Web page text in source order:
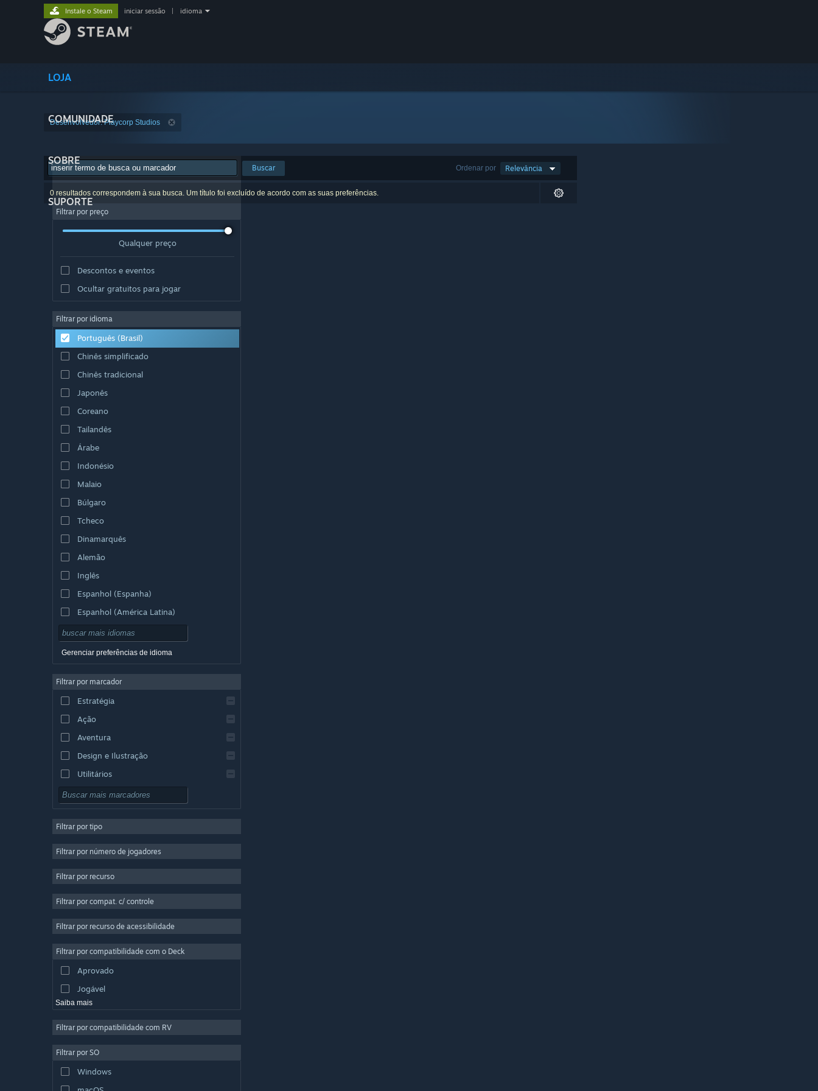
LOJA
COMUNIDADE
SOBRE
SUPORTE
Instale o Steam iniciar sessão idioma
Desenvolvedor: Playcorp Studios
Ordenar por Relevância
Buscar
0 resultados correspondem à sua busca. Um título foi excluído de acordo com as suas preferências.
Filtrar por preço
Qualquer preço
Descontos e eventos
Ocultar gratuitos para jogar
Filtrar por idioma
Português (Brasil)
Chinês simplificado
Chinês tradicional
Japonês
Coreano
Tailandês
Árabe
Indonésio
Malaio
Búlgaro
Tcheco
Dinamarquês
Alemão
Inglês
Espanhol (Espanha)
Espanhol (América Latina)
Gerenciar preferências de idioma
Filtrar por marcador
Estratégia
Ação
Aventura
Design e Ilustração
Utilitários
Gratuito para Jogar
Multijogador Massivo
Casual
Simulação
Produção de Vídeo
Edição de Fotos
Filtrar por tipo
Filtrar por número de jogadores
Filtrar por recurso
Filtrar por compat. c/ controle
Filtrar por recurso de acessibilidade
Filtrar por compatibilidade com o Deck
Aprovado
Jogável
Saiba mais
Filtrar por compatibilidade com RV
Filtrar por SO
Windows